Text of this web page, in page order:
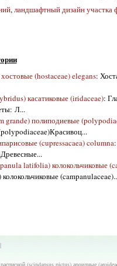
,ландшафтный дизайн участка
(hostaceae) elegans:
касатиковые (iridaceae):
Л...
полиподиевые
(cupressacaea) columna
latifolia) колокольчиковые
(scindapsus pictus) ароидные